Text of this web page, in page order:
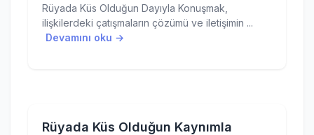
Rüyada Küs Olduğun Dayıyla Konuşmak,
ilişkilerdeki çatışmaların çözümü ve iletişimin ...
Devamını oku →
Rüyada Küs Olduğun Kaynımla